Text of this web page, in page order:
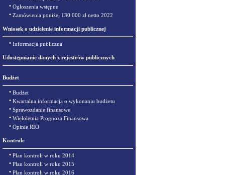
• Ogłoszenia wstępne
• Zamówienia poniżej 130 000 zł netto 2022
Wniosek o udzielenie informacji publicznej
• Informacja publiczna
Udostępnianie danych z rejestrów publicznych
Budżet
• Budżet
• Kwartalna informacja o wykonaniu budżetu
• Sprawozdanie finansowe
• Wieloletnia Prognoza Finansowa
• Opinie RIO
Kontrole
• Plan kontroli w roku 2014
• Plan kontroli w roku 2015
• Plan kontroli w roku 2016